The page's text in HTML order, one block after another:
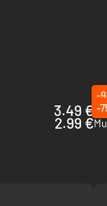
3.49 €
-
2.99 €
-